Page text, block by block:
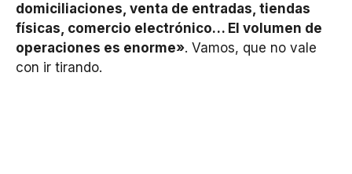
domiciliaciones, venta de entradas, tiendas
físicas, comercio electrónico… El volumen de
operaciones es enorme». Vamos, que no vale
con ir tirando.